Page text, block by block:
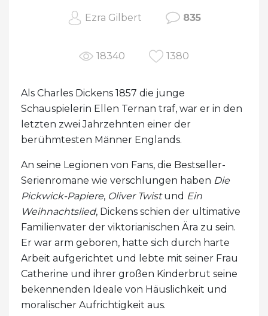
Ezra Gilbert 835
18340 1380
Als Charles Dickens 1857 die junge
Schauspielerin Ellen Ternan traf, war er in den
letzten zwei Jahrzehnten einer der
berühmtesten Männer Englands.
An seine Legionen von Fans, die Bestseller-
Serienromane wie verschlungen haben Die
Pickwick-Papiere, Oliver Twistund Ein
Weihnachtslied, Dickens schien der ultimative
Familienvater der viktorianischen Ära zu sein.
Er war arm geboren, hatte sich durch harte
Arbeit aufgerichtet und lebte mit seiner Frau
Catherine und ihrer großen Kinderbrut seine
bekennenden Ideale von Häuslichkeit und
moralischer Aufrichtigkeit aus.